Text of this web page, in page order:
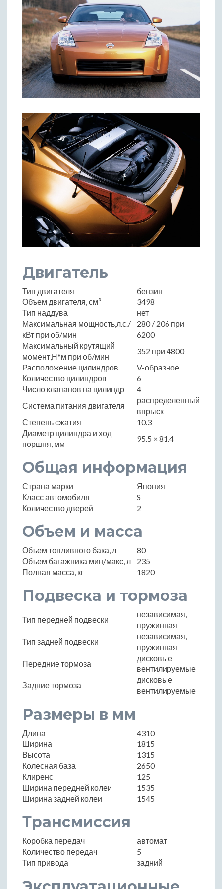
Двигатель
Тип двигателя
бензин
Объем двигателя, см³
3498
Тип наддува
нет
Максимальная мощность,л.с./
кВт при об/мин
280 / 206 при
6200
Максимальный крутящий
момент,Н*м при об/мин
352 при 4800
Расположение цилиндров
V-образное
Количество цилиндров
6
Число клапанов на цилиндр
4
Система питания двигателя
распределенный
впрыск
Степень сжатия
10.3
Диаметр цилиндра и ход
поршня, мм
95.5 × 81.4
Общая информация
Страна марки
Япония
Класс автомобиля
S
Количество дверей
2
Объем и масса
Объем топливного бака, л
80
Объем багажника мин/макс, л
235
Полная масса, кг
1820
Подвеска и тормоза
Тип передней подвески
независимая,
пружинная
Тип задней подвески
независимая,
пружинная
Передние тормоза
дисковые
вентилируемые
Задние тормоза
дисковые
вентилируемые
Размеры в мм
Длина
4310
Ширина
1815
Высота
1315
Колесная база
2650
Клиренс
125
Ширина передней колеи
1535
Ширина задней колеи
1545
Трансмиссия
Коробка передач
автомат
Количество передач
5
Тип привода
задний